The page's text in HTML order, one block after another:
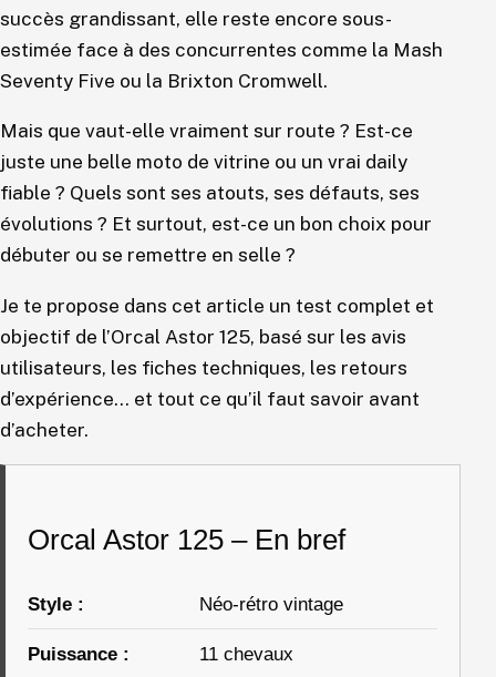
succès grandissant, elle reste encore sous-
estimée face à des concurrentes comme la Mash
Seventy Five ou la Brixton Cromwell.
Mais que vaut-elle vraiment sur route ? Est-ce
juste une belle moto de vitrine ou un vrai daily
fiable ? Quels sont ses atouts, ses défauts, ses
évolutions ? Et surtout, est-ce un bon choix pour
débuter ou se remettre en selle ?
Je te propose dans cet article un test complet et
objectif de l’Orcal Astor 125, basé sur les avis
utilisateurs, les fiches techniques, les retours
d’expérience… et tout ce qu’il faut savoir avant
d’acheter.
Orcal Astor 125 – En bref
Style : Néo-rétro vintage
Puissance : 11 chevaux